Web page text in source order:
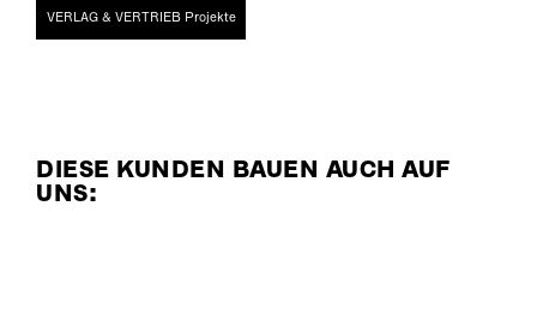
VERLAG & VERTRIEB Projekte
DIESE KUNDEN BAUEN AUCH AUF
UNS: